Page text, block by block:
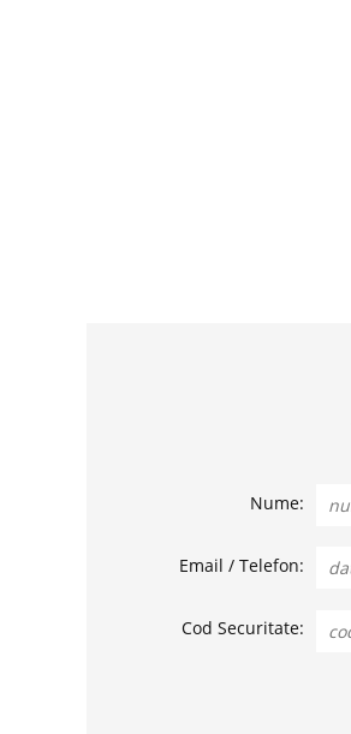
Nume:
Email / Telefon:
Cod Securitate: